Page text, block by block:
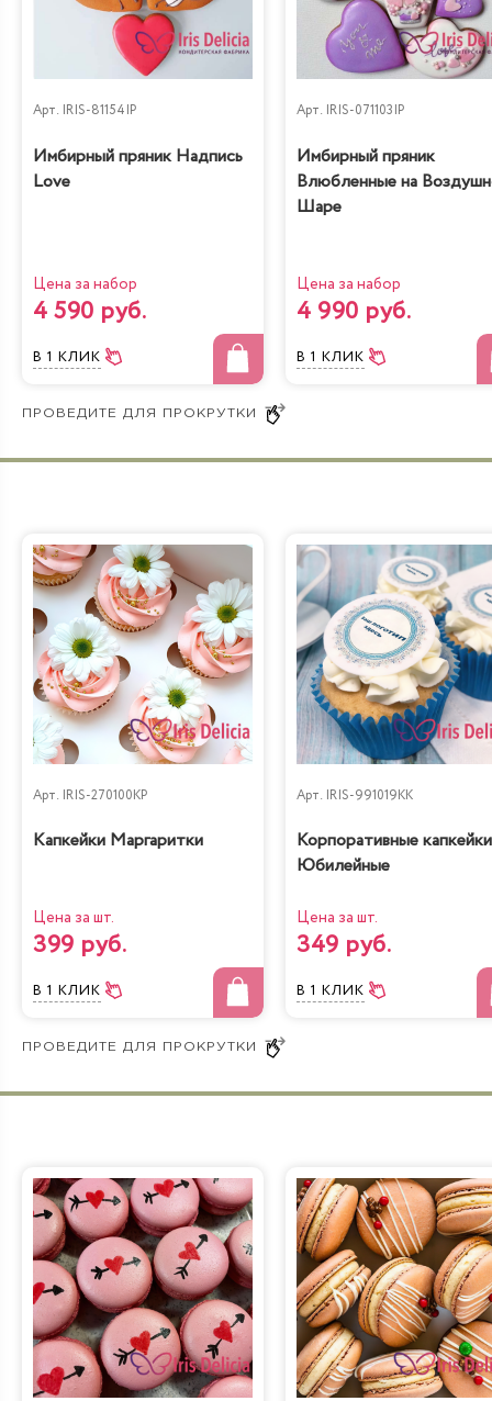
Арт. IRIS-81154IP
Имбирный пряник Надпись
Love
Цена за набор
4 590 руб.
В 1 КЛИК
Арт. IRIS-071103IP
Имбирный пряник
Влюбленные на
Шаре
Цена за набор
4 990 руб.
В 1 КЛИК
Арт. IRIS-270100KP
Капкейки Маргаритки
Цена за шт.
399 руб.
В 1 КЛИК
Арт. IRIS-991019KK
Корпоративные капкейки
Юбилейные
Цена за шт.
349 руб.
В 1 КЛИК